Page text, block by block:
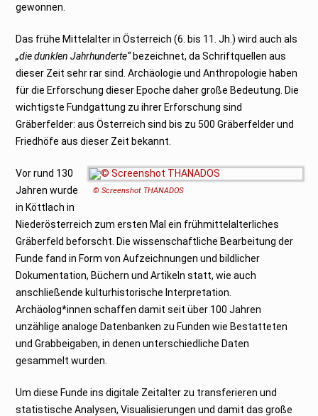
gewonnen.
Das frühe Mittelalter in Österreich (6. bis 11. Jh.) wird auch als
„die dunklen Jahrhunderte“bezeichnet, da Schriftquellen aus
dieser Zeit sehr rar sind. Archäologie und Anthropologie haben
für die Erforschung dieser Epoche daher große Bedeutung. Die
wichtigste Fundgattung zu ihrer Erforschung sind
Gräberfelder: aus Österreich sind bis zu 500 Gräberfelder und
Friedhöfe aus dieser Zeit bekannt.
© Screenshot THANADOS
Vor rund 130
Jahren wurde
in Köttlach in
Niederösterreich zum ersten Mal ein frühmittelalterliches
Gräberfeld beforscht. Die wissenschaftliche Bearbeitung der
Funde fand in Form von Aufzeichnungen und bildlicher
Dokumentation, Büchern und Artikeln statt, wie auch
anschließende kulturhistorische Interpretation.
Archäolog*innen schaffen damit seit über 100 Jahren
unzählige analoge Datenbanken zu Funden wie Bestatteten
und Grabbeigaben, in denen unterschiedliche Daten
gesammelt wurden.
Um diese Funde ins digitale Zeitalter zu transferieren und
statistische Analysen, Visualisierungen und damit das große